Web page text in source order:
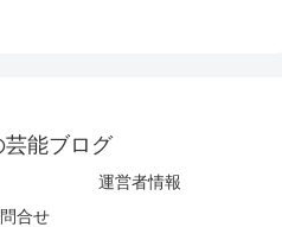
芸能ブログ
運営者情報
合せ